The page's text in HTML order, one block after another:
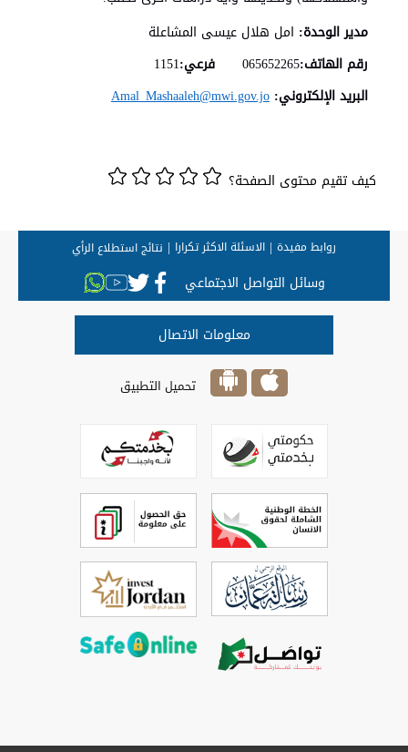
مدير الوحدة: امل هلال عيسى المشاعلة
رقم الهاتف:065652265 فرعي:1151
البريد الإلكتروني: Amal_Mashaaleh@mwi.gov.jo
كيف تقيم محتوى الصفحة؟
روابط مفيدة الاسئلة الاكثر تكرارا نتائج استطلاع الرأي
وسائل التواصل الاجتماعي
معلومات الاتصال
تحميل التطبيق